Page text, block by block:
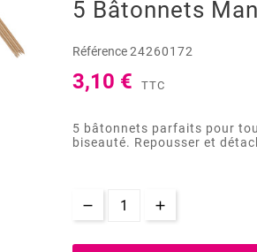
5 Bâtonnets
Référence24260172
3,10 € TTC
5 bâtonnets parfaits pour
biseauté. Repousser et